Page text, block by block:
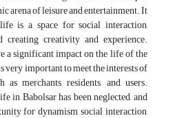
arena of leisure and entertainment. It
is a space for social interaction,
creativity and experience.
a significant impact on the life of the
very important to meet the interests of
merchants, residents, and users.
in Babolsar has been neglected, and
for dynamism, social interaction,